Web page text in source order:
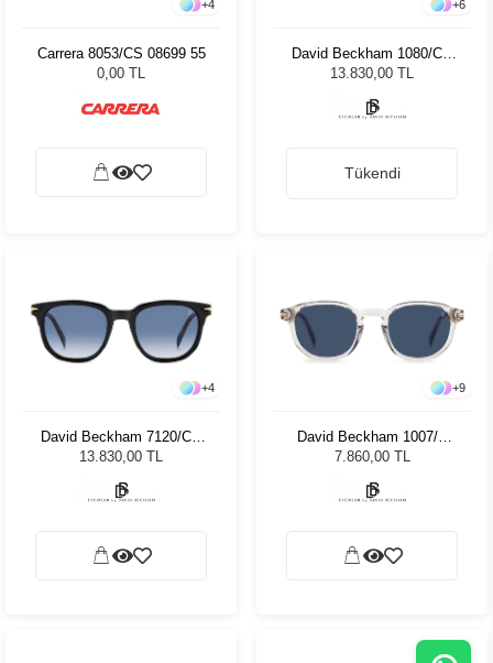
+4
Carrera 8053/CS 08699 55
0,00 TL
+6
David Beckham 1080/CS
2M299 49 Unisex Güneş
13.830,00 TL
Tükendi
+4
David Beckham 7120/CS
WR751 Unisex Güneş
13.830,00 TL
+9
David Beckham 1007/S
KB749 Unisex Güneş
7.860,00 TL